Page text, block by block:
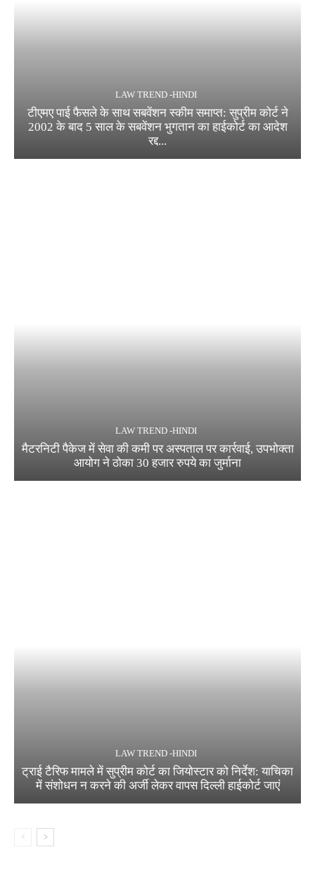
LAW TREND -HINDI
टीएमए पाई फैसले के साथ सबवेंशन स्कीम समाप्त: सुप्रीम कोर्ट ने
2002 के बाद 5 साल के सबवेंशन भुगतान का हाईकोर्ट का आदेश
रद्द...
LAW TREND -HINDI
मैटरनिटी पैकेज में सेवा की कमी पर अस्पताल पर कार्रवाई, उपभोक्ता
आयोग ने ठोका 30 हजार रुपये का जुर्माना
LAW TREND -HINDI
ट्राई टैरिफ मामले में सुप्रीम कोर्ट का जियोस्टार को निर्देश: याचिका
में संशोधन न करने की अर्जी लेकर वापस दिल्ली हाईकोर्ट जाएं